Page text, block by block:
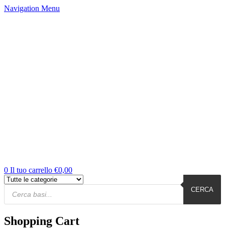
Navigation Menu
0 Il tuo carrello €0,00
Products
Cerca
CERCA
Shopping Cart